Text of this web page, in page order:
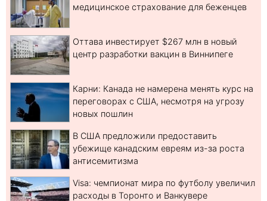
медицинское страхование для беженцев
Оттава инвестирует $267 млн в новый
центр разработки вакцин в Виннипеге
Карни: Канада не намерена менять курс на
переговорах с США, несмотря на угрозу
новых пошлин
В США предложили предоставить
убежище канадским евреям из-за роста
антисемитизма
Visa: чемпионат мира по футболу увеличил
расходы в Торонто и Ванкувере